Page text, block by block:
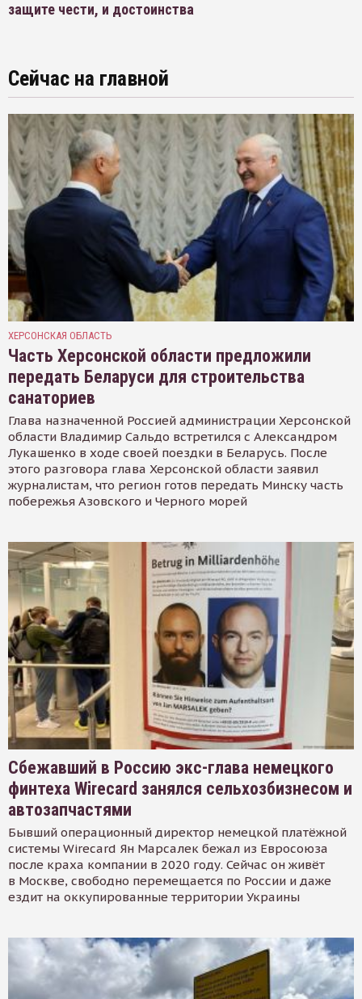
защите чести, и достоинства
Сейчас на главной
ХЕРСОНСКАЯ ОБЛАСТЬ
Часть Херсонской области предложили
передать Беларуси для строительства
санаториев
Глава назначенной Россией администрации Херсонской
области Владимир Сальдо встретился с Александром
Лукашенко в ходе своей поездки в Беларусь. После
этого разговора глава Херсонской области заявил
журналистам, что регион готов передать Минску часть
побережья Азовского и Черного морей
Сбежавший в Россию экс-глава немецкого
финтеха Wirecard занялся сельхозбизнесом и
автозапчастями
Бывший операционный директор немецкой платёжной
системы Wirecard Ян Марсалек бежал из Евросоюза
после краха компании в 2020 году. Сейчас он живёт
в Москве, свободно перемещается по России и даже
ездит на оккупированные территории Украины